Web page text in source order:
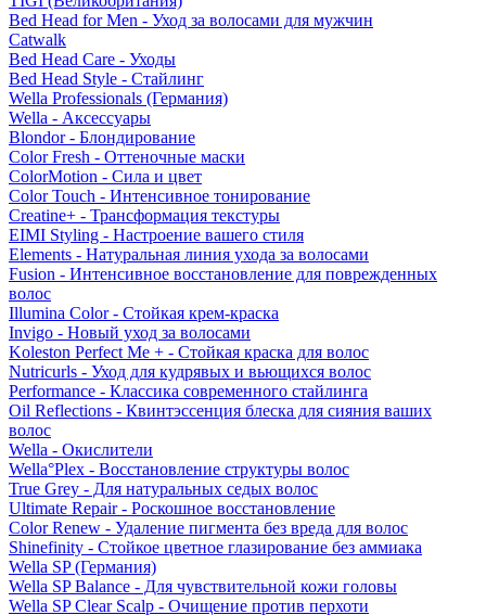
Bed Head for Men - Уход за волосами для мужчин
Catwalk
Bed Head Care - Уходы
Bed Head Style - Стайлинг
Wella Professionals (Германия)
Wella - Аксессуары
Blondor - Блондирование
Color Fresh - Оттеночные маски
ColorMotion - Сила и цвет
Color Touch - Интенсивное тонирование
Creatine+ - Трансформация текстуры
EIMI Styling - Настроение вашего стиля
Elements - Натуральная линия ухода за волосами
Fusion - Интенсивное восстановление для поврежденных
волос
Illumina Color - Стойкая крем-краска
Invigo - Новый уход за волосами
Koleston Perfect Me + - Стойкая краска для волос
Nutricurls - Уход для кудрявых и вьющихся волос
Performance - Классика современного стайлинга
Oil Reflections - Квинтэссенция блеска для сияния ваших
волос
Wella - Окислители
Wella°Plex - Восстановление структуры волос
True Grey - Для натуральных седых волос
Ultimate Repair - Роскошное восстановление
Color Renew - Удаление пигмента без вреда для волос
Shinefinity - Стойкое цветное глазирование без аммиака
Wella SP (Германия)
Wella SP Balance - Для чувствительной кожи головы
Wella SP Clear Scalp - Очищение против перхоти